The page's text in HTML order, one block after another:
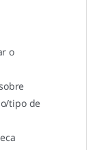
o
tipo de